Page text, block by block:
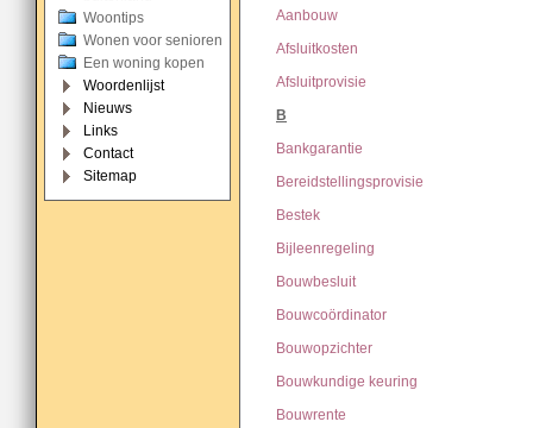
Woontips
Wonen voor senioren
Een woning kopen
Woordenlijst
Nieuws
Links
Contact
Sitemap
Aanbouw
Afsluitkosten
Afsluitprovisie
B
Bankgarantie
Bereidstellingsprovisie
Bestek
Bijleenregeling
Bouwbesluit
Bouwcoördinator
Bouwopzichter
Bouwkundige keuring
Bouwrente